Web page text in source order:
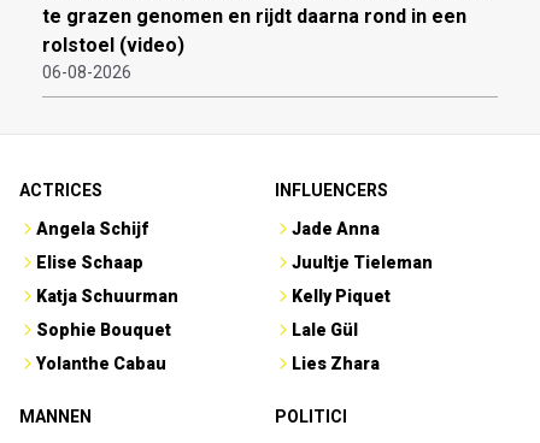
te grazen genomen en rijdt daarna rond in een
rolstoel (video)
06-08-2026
ACTRICES
Angela Schijf
Elise Schaap
Katja Schuurman
Sophie Bouquet
Yolanthe Cabau
INFLUENCERS
Jade Anna
Juultje Tieleman
Kelly Piquet
Lale Gül
Lies Zhara
MANNEN
POLITICI